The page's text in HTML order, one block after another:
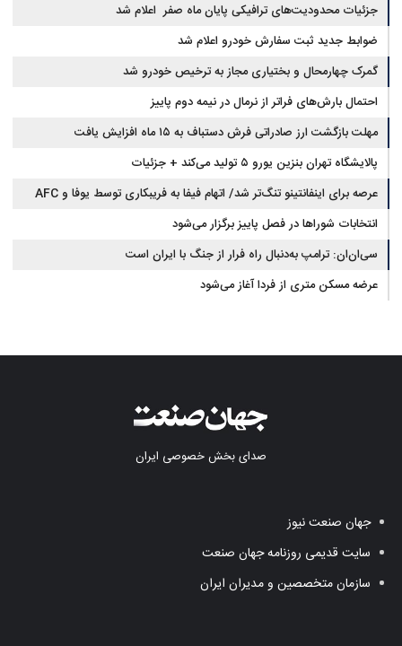
جزئیات محدودیت‌های ترافیکی پایان ماه صفر اعلام شد
ضوابط جدید ثبت سفارش خودرو اعلام شد
گمرک چهارمحال و بختیاری مجاز به ترخیص خودرو شد
احتمال بارش‌های فراتر از نرمال در نیمه دوم پاییز
مهلت بازگشت ارز صادراتی فرش دستباف به ۱۵ ماه افزایش یافت
پالایشگاه تهران بنزین یورو ۵ تولید می‌کند + جزئیات
عرصه برای اینفانتینو تنگ‌تر شد/ اتهام فیفا به فریبکاری توسط یوفا و AFC
انتخابات شوراها در فصل پاییز برگزار می‌شود
سی‌ان‌ان: ترامپ به‌دنبال راه فرار از جنگ با ایران است
عرضه مسکن متری از فردا آغاز می‌شود
صدای بخش خصوصی ایران
جهان صنعت نیوز
سایت قدیمی روزنامه جهان صنعت
سازمان متخصصین و مدیران ایران